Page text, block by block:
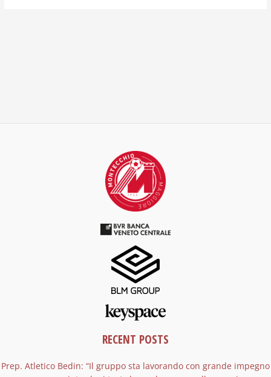
RECENT POSTS
Prep. Atletico Bedin: “Il gruppo sta lavorando con grande impegno